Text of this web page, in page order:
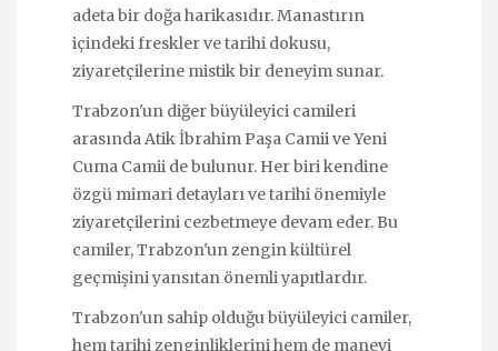
adeta bir doğa harikasıdır. Manastırın
içindeki freskler ve tarihi dokusu,
ziyaretçilerine mistik bir deneyim sunar.
Trabzon'un diğer büyüleyici camileri
arasında Atik İbrahim Paşa Camii ve Yeni
Cuma Camii de bulunur. Her biri kendine
özgü mimari detayları ve tarihi önemiyle
ziyaretçilerini cezbetmeye devam eder. Bu
camiler, Trabzon'un zengin kültürel
geçmişini yansıtan önemli yapıtlardır.
Trabzon'un sahip olduğu büyüleyici camiler,
hem tarihi zenginliklerini hem de manevi